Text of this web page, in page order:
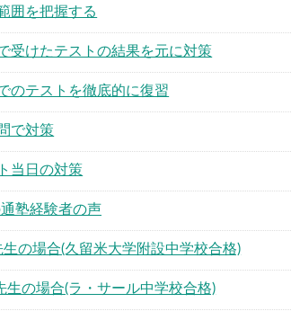
囲を把握する
受けたテストの結果を元に対策
のテストを徹底的に復習
で対策
当日の対策
塾経験者の声
生の場合(久留米大学附設中学校合格)
生の場合(ラ・サール中学校合格)